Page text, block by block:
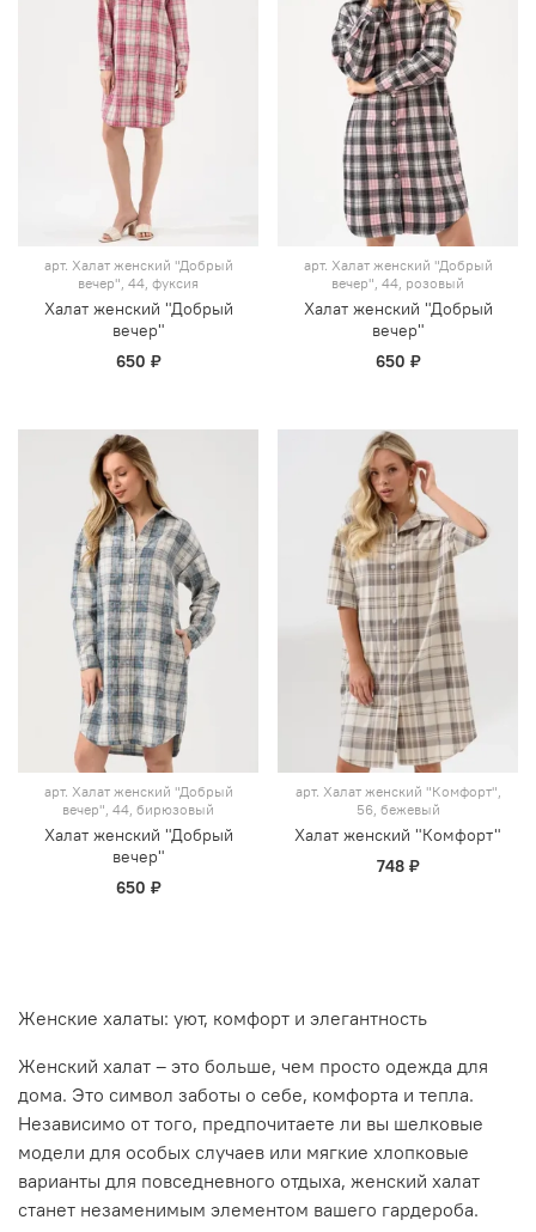
арт. Халат женский "Добрый
вечер", 44, фуксия
Халат женский "Добрый
вечер"
650 ₽
арт. Халат женский "Добрый
вечер", 44, розовый
Халат женский "Добрый
вечер"
650 ₽
арт. Халат женский "Добрый
вечер", 44, бирюзовый
Халат женский "Добрый
вечер"
650 ₽
арт. Халат женский "Комфорт",
56, бежевый
Халат женский "Комфорт"
748 ₽
Женские халаты: уют, комфорт и элегантность
Женский халат – это больше, чем просто одежда для
дома. Это символ заботы о себе, комфорта и тепла.
Независимо от того, предпочитаете ли вы шелковые
модели для особых случаев или мягкие хлопковые
варианты для повседневного отдыха, женский халат
станет незаменимым элементом вашего гардероба.